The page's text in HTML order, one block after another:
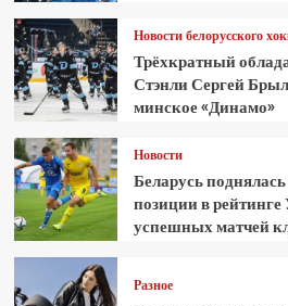
Новости белорусского
Трёхкратный
Стэнли Сергей
минское «Динамо»
Новости
Беларусь
позиции в
успешных матчей
Разное